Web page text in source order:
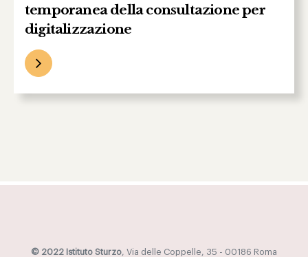
temporanea della consultazione per
digitalizzazione
© 2022 Istituto Sturzo, Via delle Coppelle, 35 - 00186 Roma